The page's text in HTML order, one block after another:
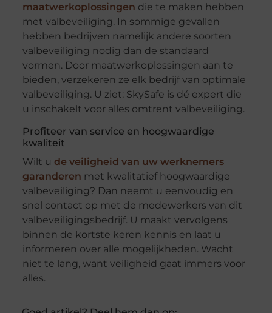
maatwerkoplossingen die te maken hebben
met valbeveiliging. In sommige gevallen
hebben bedrijven namelijk andere soorten
valbeveiliging nodig dan de standaard
vormen. Door maatwerkoplossingen aan te
bieden, verzekeren ze elk bedrijf van optimale
valbeveiliging. U ziet: SkySafe is dé expert die
u inschakelt voor alles omtrent valbeveiliging.
Profiteer van service en hoogwaardige
kwaliteit
Wilt u de veiligheid van uw werknemers
garanderen met kwalitatief hoogwaardige
valbeveiliging? Dan neemt u eenvoudig en
snel contact op met de medewerkers van dit
valbeveiligingsbedrijf. U maakt vervolgens
binnen de kortste keren kennis en laat u
informeren over alle mogelijkheden. Wacht
niet te lang, want veiligheid gaat immers voor
alles.